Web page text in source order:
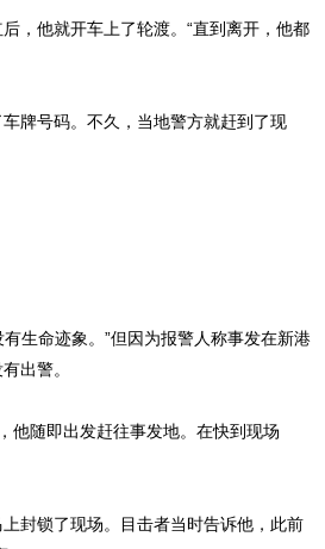
他就开车上了轮渡。“直到离开，他都
牌号码。不久，当地警方就赶到了现
生命迹象。”但因为报警人称事发在新港
出警。
随即出发赶往事发地。在快到现场
封锁了现场。目击者当时告诉他，此前